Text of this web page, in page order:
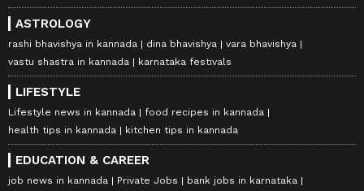
ASTROLOGY
rashi bhavishya in kannada dina bhavishya
vara bhavishya
vastu shastra in kannada
karnataka festivals
LIFESTYLE
Lifestyle news in kannada
food recipes in kannada
health tips in kannada
kitchen tips in kannada
EDUCATION & CAREER
job news in kannada Private Jobs
bank jobs in karnataka